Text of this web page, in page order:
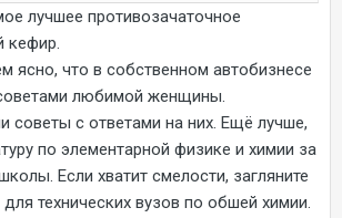
лучшее противозачаточное
кефир.
ясно, что в собственном автобизнесе
любимой женщины.
советы с ответами на них. Ещё лучше,
по элементарной физике и химии за
Если хватит смелости, загляните
технических вузов по обшей химии.